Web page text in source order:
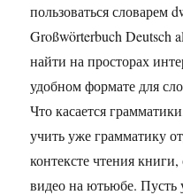
пользоваться словарем
Großwörterbuch Deutsch
найти на просторах
удобном формате для
Что касается
учить уже грамматику
контексте чтения
видео на ютьюбе. Пусть